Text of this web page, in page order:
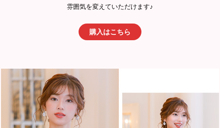
雰囲気を変えていただけます♪
購入はこちら